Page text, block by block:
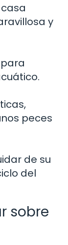
y
peces
de su
del
sobre